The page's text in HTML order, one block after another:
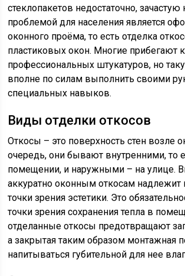
стеклопакетов недостаточно, зачастую
проблемой для населения является
оконного проёма, то есть отделка
пластиковых окон. Многие прибегают
профессиональных штукатуров, но
вполне по силам выполнить своими
специальных навыков.
Виды отделки откосов
Откосы – это поверхность стен возле
очередь, они бывают внутренними, то
помещении, и наружными – на улице.
аккуратно оконным откосам надлежит
точки зрения эстетики. Это
точки зрения сохранения тепла в
отделанные откосы предотвращают
а закрытая таким образом монтажная
напитываться губительной для нее